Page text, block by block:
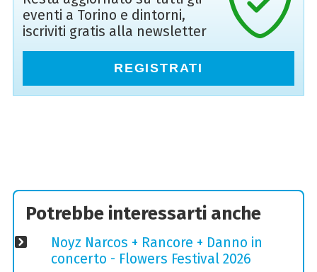
eventi a Torino e dintorni,
iscriviti gratis alla newsletter
REGISTRATI
Potrebbe interessarti anche
Noyz Narcos + Rancore + Danno in
concerto - Flowers Festival 2026